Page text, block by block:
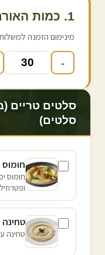
1. כמות האורחים שלכם
מינימום הזמנה
-
סלטים טריים
סלטים)
חומוס
טחינה
טחינה